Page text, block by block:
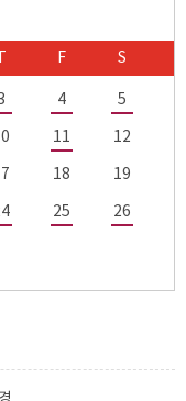
F S
4 5
11 12
18 19
25 26